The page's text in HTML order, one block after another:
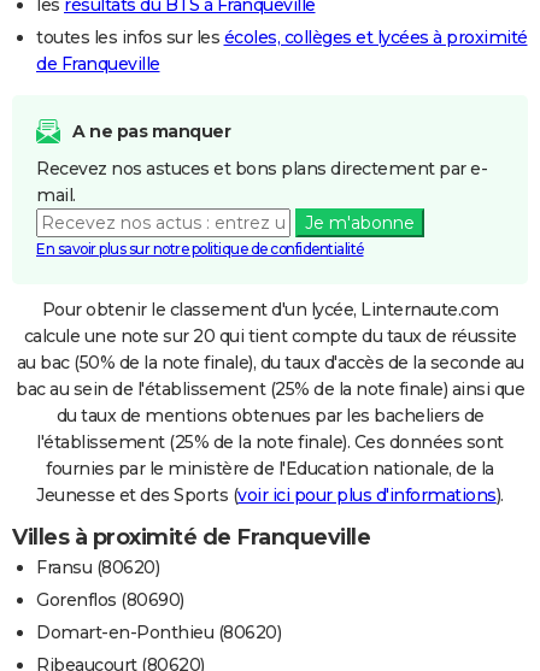
les résultats du BTS à Franqueville
toutes les infos sur les écoles, collèges et lycées à proximité
de Franqueville
A ne pas manquer
Recevez nos astuces et bons plans directement par e-
mail.
Je m'abonne
En savoir plus sur notre politique de confidentialité
Pour obtenir le classement d'un lycée, Linternaute.com
calcule une note sur 20 qui tient compte du taux de réussite
au bac (50% de la note finale), du taux d'accès de la seconde au
bac au sein de l'établissement (25% de la note finale) ainsi que
du taux de mentions obtenues par les bacheliers de
l'établissement (25% de la note finale). Ces données sont
fournies par le ministère de l'Education nationale, de la
Jeunesse et des Sports (voir ici pour plus d'informations).
Villes à proximité de Franqueville
Fransu (80620)
Gorenflos (80690)
Domart-en-Ponthieu (80620)
Ribeaucourt (80620)